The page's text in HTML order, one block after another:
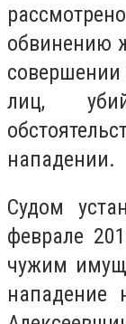
обвинению
совершении
лиц,
нападении.
Судом
феврале
чужим
нападение